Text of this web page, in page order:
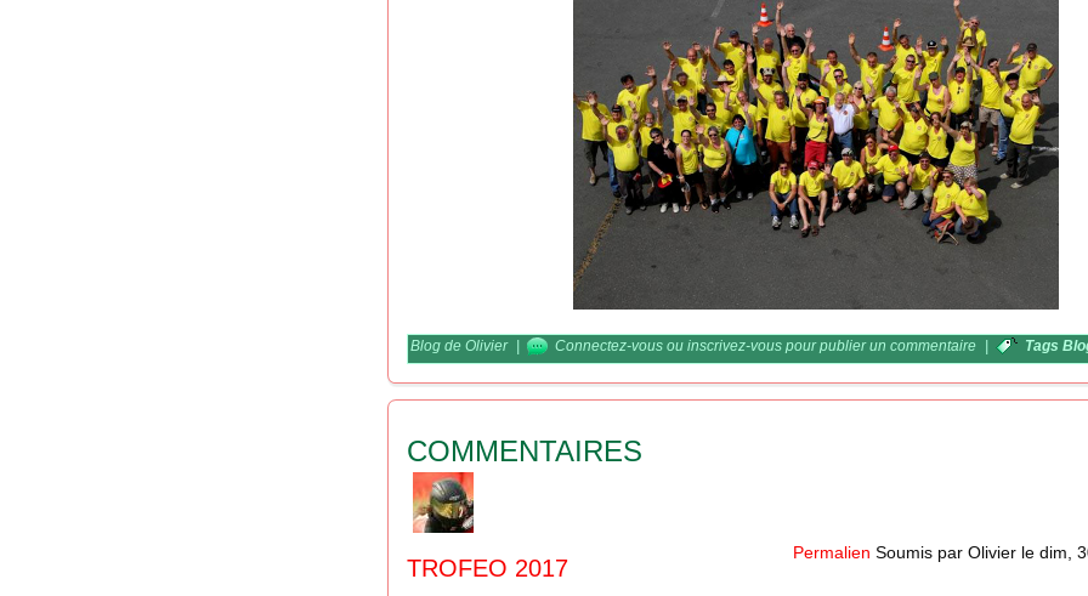
Blog de Olivier | Connectez-vous ouinscrivez-vous pour publier un commentaire | Tags
COMMENTAIRES
Permalien Soumis parOlivier ledim,
TROFEO 2017